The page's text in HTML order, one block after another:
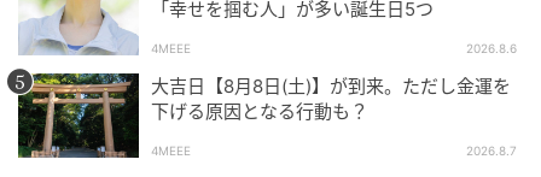
鑑定依頼を受け付けている。「占いTVN」「恋学」
「iVERY」「マイナビウーマン」「独女」「noel」
「ar」「パタリナ」など、複数のサイトで占い、およ
び恋愛コラム、心理・診断テストを執筆中。
元記事で読む
「幸せを掴む人」が多い誕生日5つ
4MEEE 2026.8.6
大吉日【8月8日(土)】が到来。ただし金運を
下げる原因となる行動も？
4MEEE 2026.8.7